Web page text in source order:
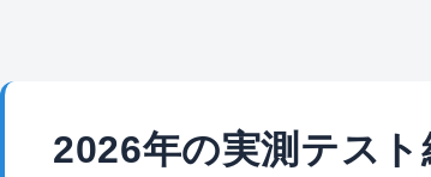
2026年の実測テス